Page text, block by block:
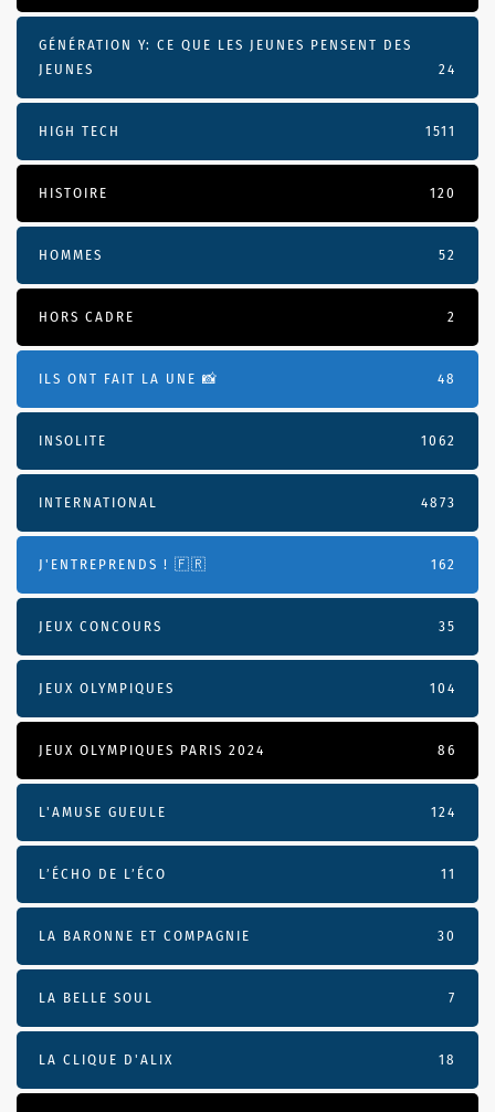
GÉNÉRATION Y: CE QUE LES JEUNES PENSENT DES
JEUNES
24
HIGH TECH 1511
HISTOIRE 120
HOMMES 52
HORS CADRE 2
ILS ONT FAIT LA UNE 📸 48
INSOLITE 1062
INTERNATIONAL 4873
J'ENTREPRENDS ! 🇫🇷 162
JEUX CONCOURS 35
JEUX OLYMPIQUES 104
JEUX OLYMPIQUES PARIS 2024 86
L'AMUSE GUEULE 124
L’ÉCHO DE L’ÉCO 11
LA BARONNE ET COMPAGNIE 30
LA BELLE SOUL 7
LA CLIQUE D'ALIX 18